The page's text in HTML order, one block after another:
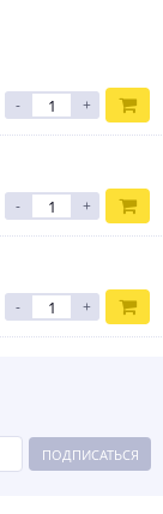
- +
- +
- +
ПОДПИСАТЬСЯ